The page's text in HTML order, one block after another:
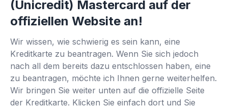
(Unicredit) Mastercard auf der
offiziellen Website an!
Wir wissen, wie schwierig es sein kann, eine
Kreditkarte zu beantragen. Wenn Sie sich jedoch
nach all dem bereits dazu entschlossen haben, eine
zu beantragen, möchte ich Ihnen gerne weiterhelfen.
Wir bringen Sie weiter unten auf die offizielle Seite
der Kreditkarte. Klicken Sie einfach dort und Sie